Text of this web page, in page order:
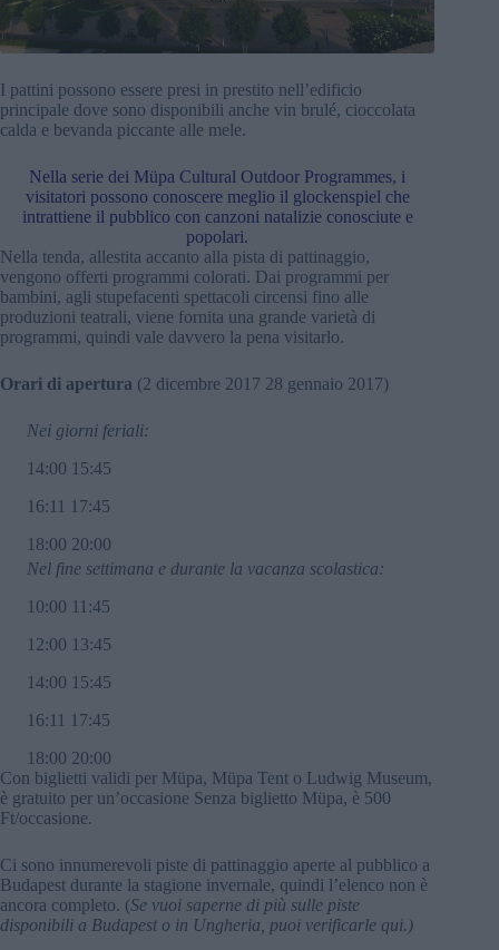
I pattini possono essere presi in prestito nell’edificio
principale dove sono disponibili anche vin brulé, cioccolata
calda e bevanda piccante alle mele.
Nella serie dei Müpa Cultural Outdoor Programmes, i
visitatori possono conoscere meglio il glockenspiel che
intrattiene il pubblico con canzoni natalizie conosciute e
popolari.
Nella tenda, allestita accanto alla pista di pattinaggio,
vengono offerti programmi colorati. Dai programmi per
bambini, agli stupefacenti spettacoli circensi fino alle
produzioni teatrali, viene fornita una grande varietà di
programmi, quindi vale davvero la pena visitarlo.
Orari di apertura (2 dicembre 2017 28 gennaio 2017)
Nei giorni feriali:
14:00 15:45
16:11 17:45
18:00 20:00
Nel fine settimana e durante la vacanza scolastica:
10:00 11:45
12:00 13:45
14:00 15:45
16:11 17:45
18:00 20:00
Con biglietti validi per Müpa, Müpa Tent o Ludwig Museum,
è gratuito per un’occasione Senza biglietto Müpa, è 500
Ft/occasione.
Ci sono innumerevoli piste di pattinaggio aperte al pubblico a
Budapest durante la stagione invernale, quindi l’elenco non è
ancora completo. (Se vuoi saperne di più sulle piste
disponibili a Budapest o in Ungheria, puoi verificarle qui.)